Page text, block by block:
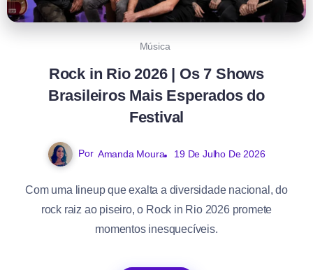
Música
Rock in Rio 2026 | Os 7 Shows
Brasileiros Mais Esperados do
Festival
Por Amanda Moura 19 De Julho De 2026
Com uma lineup que exalta a diversidade nacional, do
rock raiz ao piseiro, o Rock in Rio 2026 promete
momentos inesquecíveis.